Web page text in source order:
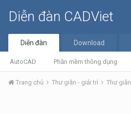
Diễn đàn CADViet
Diễn đàn
AutoCAD Phần mềm thông dụng
Download
Trang chủ Thư giãn - giải trí Thư giãn